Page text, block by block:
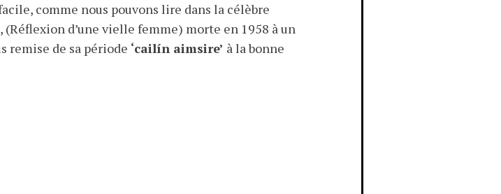
comme nous pouvons lire dans la célèbre
, (Réflexion d’une vielle femme) morte en 1958 à un
remise de sa période ‘cailín aimsire’ à la bonne